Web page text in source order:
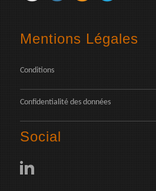
Mentions Légales
Conditions
Confidentialité des données
Social